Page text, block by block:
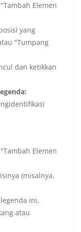
Elemen
yang
"Tumpang
dan ketikkan
Elemen
(misalnya,
ini,
atau